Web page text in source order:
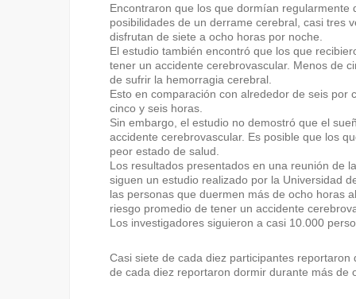
Encontraron que los que dormían
posibilidades de un derrame cerebral, casi tres
disfrutan de siete a ocho horas por noche.
El estudio también encontró que los que
tener un accidente cerebrovascular. Menos de
de sufrir la hemorragia cerebral.
Esto en comparación con alrededor de seis
cinco y seis horas.
Sin embargo, el estudio no demostró que el
accidente cerebrovascular. Es posible que los
peor estado de salud.
Los resultados presentados en una reunión de
siguen un estudio realizado por la Universidad
las personas que duermen más de ocho horas
riesgo promedio de tener un accidente
Los investigadores siguieron a casi 10.000
Casi siete de cada diez participantes
de cada diez reportaron dormir durante más de